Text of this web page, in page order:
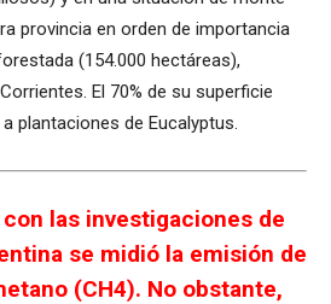
provincia en orden de importancia
(154.000 hectáreas),
El 70% de su superficie
plantaciones de Eucalyptus.
con las investigaciones de
se midió la emisión de
(CH4). No obstante,